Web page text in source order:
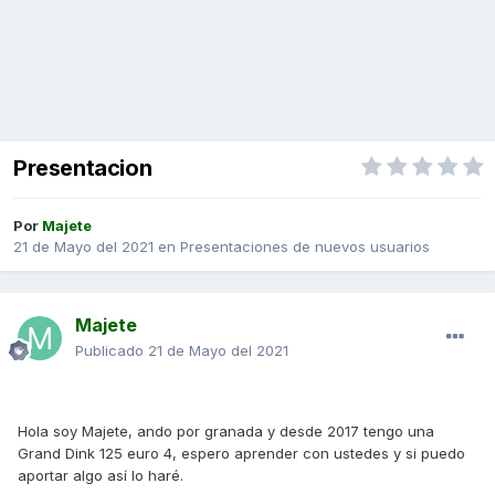
Presentacion
Por Majete
21 de Mayo del 2021 en Presentaciones de nuevos usuarios
Majete
Publicado 21 de Mayo del 2021
Hola soy Majete, ando por granada y desde 2017 tengo una
Grand Dink 125 euro 4, espero aprender con ustedes y si puedo
aportar algo así lo haré.